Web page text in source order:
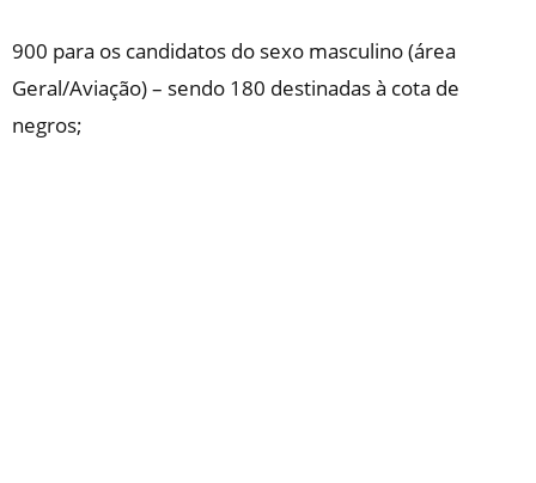
900 para os candidatos do sexo masculino (área
Geral/Aviação) – sendo 180 destinadas à cota de
negros;